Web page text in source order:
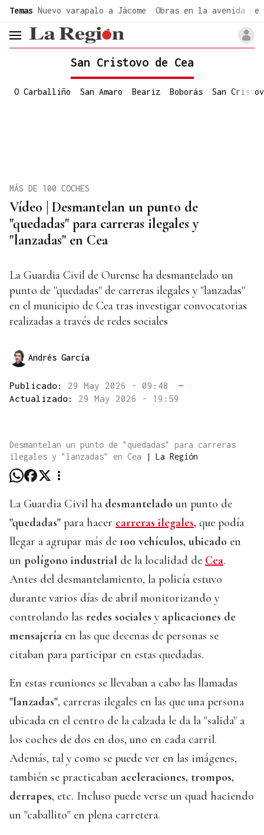
Temas Nuevo varapalo a Jácome Obras en la avenida de
header.menu.open
San Cristovo de Cea
O Carballiño San Amaro Beariz Boborás San
Vídeo | Desmantelan un punto de
"quedadas" para carreras ilegales y
"lanzadas" en Cea
MÁS DE 100 COCHES
La Guardia Civil de Ourense ha desmantelado un
punto de "quedadas" de carreras ilegales y "lanzadas"
en el municipio de Cea tras investigar convocatorias
realizadas a través de redes sociales
Andrés García
Publicado: 29 May 2026 - 09:48
—
Actualizado: 29 May 2026 - 19:59
Desmantelan un punto de "quedadas" para carreras
ilegales y "lanzadas" en Cea
| La Región
La Guardia Civil ha desmantelado un punto de
"quedadas" para hacer carreras ilegales, que podía
llegar a agrupar más de 100 vehículos, ubicado en
un polígono industrial de la localidad de Cea.
Antes del desmantelamiento, la policía estuvo
durante varios días de abril monitorizando y
controlando las redes sociales yaplicaciones de
mensajería en las que decenas de personas se
citaban para participar en estas quedadas.
En estas reuniones se llevaban a cabo las llamadas
"lanzadas", carreras ilegales en las que una persona
ubicada en el centro de la calzada le da la "salida" a
los coches de dos en dos, uno en cada carril.
Además, tal y como se puede ver en las imágenes,
también se practicaban aceleraciones, trompos,
derrapes, etc. Incluso puede verse un quad haciendo
un "caballito" en plena carretera.